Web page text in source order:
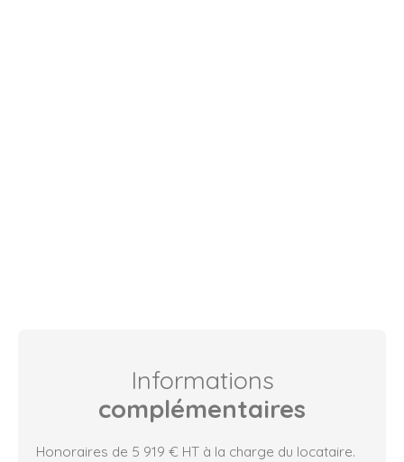
Informations
complémentaires
Honoraires de 5 919 € HT à la charge du locataire.